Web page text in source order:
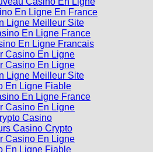
En Ligne En France
Ligne Meilleur Site
En Ligne France
En Ligne Francais
Casino En Ligne
Casino En Ligne
Ligne Meilleur Site
En Ligne Fiable
En Ligne France
Casino En Ligne
Casino
Casino Crypto
Casino En Ligne
En Ligne Fiable